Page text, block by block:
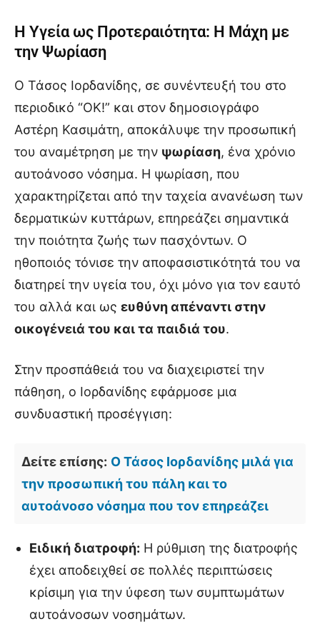
Η Υγεία ως Προτεραιότητα: Η Μάχη με
την Ψωρίαση
Ο Τάσος Ιορδανίδης, σε συνέντευξή του στο
περιοδικό “ΟΚ!” και στον δημοσιογράφο
Αστέρη Κασιμάτη, αποκάλυψε την προσωπική
του αναμέτρηση με την ψωρίαση, ένα χρόνιο
αυτοάνοσο νόσημα. Η ψωρίαση, που
χαρακτηρίζεται από την ταχεία ανανέωση των
δερματικών κυττάρων, επηρεάζει σημαντικά
την ποιότητα ζωής των πασχόντων. Ο
ηθοποιός τόνισε την αποφασιστικότητά του να
διατηρεί την υγεία του, όχι μόνο για τον εαυτό
του αλλά και ως ευθύνη απέναντι στην
οικογένειά του και τα παιδιά του.
Στην προσπάθειά του να διαχειριστεί την
πάθηση, ο Ιορδανίδης εφάρμοσε μια
συνδυαστική προσέγγιση:
Δείτε επίσης: Ο Τάσος Ιορδανίδης μιλά για
την προσωπική του πάλη και το
αυτοάνοσο νόσημα που τον επηρεάζει
Ειδική διατροφή: Η ρύθμιση της διατροφής
έχει αποδειχθεί σε πολλές περιπτώσεις
κρίσιμη για την ύφεση των συμπτωμάτων
αυτοάνοσων νοσημάτων.